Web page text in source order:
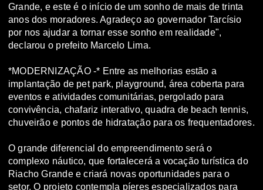
Grande, e este é o início de um sonho de mais de trinta
anos dos moradores. Agradeço ao governador Tarcísio
por nos ajudar a tornar esse sonho em realidade",
declarou o prefeito Marcelo Lima.
*MODERNIZAÇÃO -* Entre as melhorias estão a
implantação de pet park, playground, área coberta para
eventos e atividades comunitárias, pergolado para
convivência, chafariz interativo, quadra de beach tennis,
chuveirão e pontos de hidratação para os frequentadores.
O grande diferencial do empreendimento será o
complexo náutico, que fortalecerá a vocação turística do
Riacho Grande e criará novas oportunidades para o
setor. O projeto contempla píeres especializados para